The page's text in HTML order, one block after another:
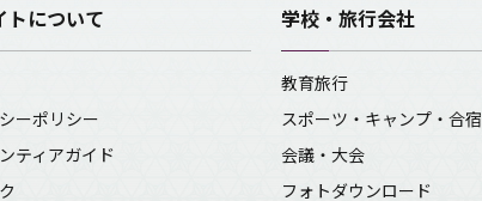
トについて
ーポリシー
ティアガイド
学校・旅行会社
教育旅行
スポーツ・キャンプ・合宿
会議・大会
フォトダウンロード